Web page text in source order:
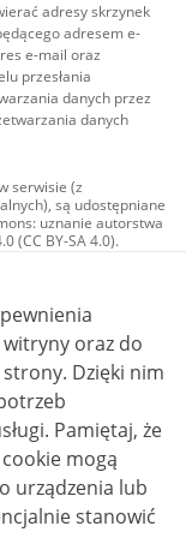
adresy skrzynek
adresem e-
e-mail oraz
przesłania
danych przez
danych
serwisie (z
są udostępniane
uznanie autorstwa
(CC BY-SA 4.0).
zdjęcia, materiały
licencji typu
użycie
4.0 (CC BY-
inaczej.
oraz do
nim
że
mogą
urządzenia lub
stanowić